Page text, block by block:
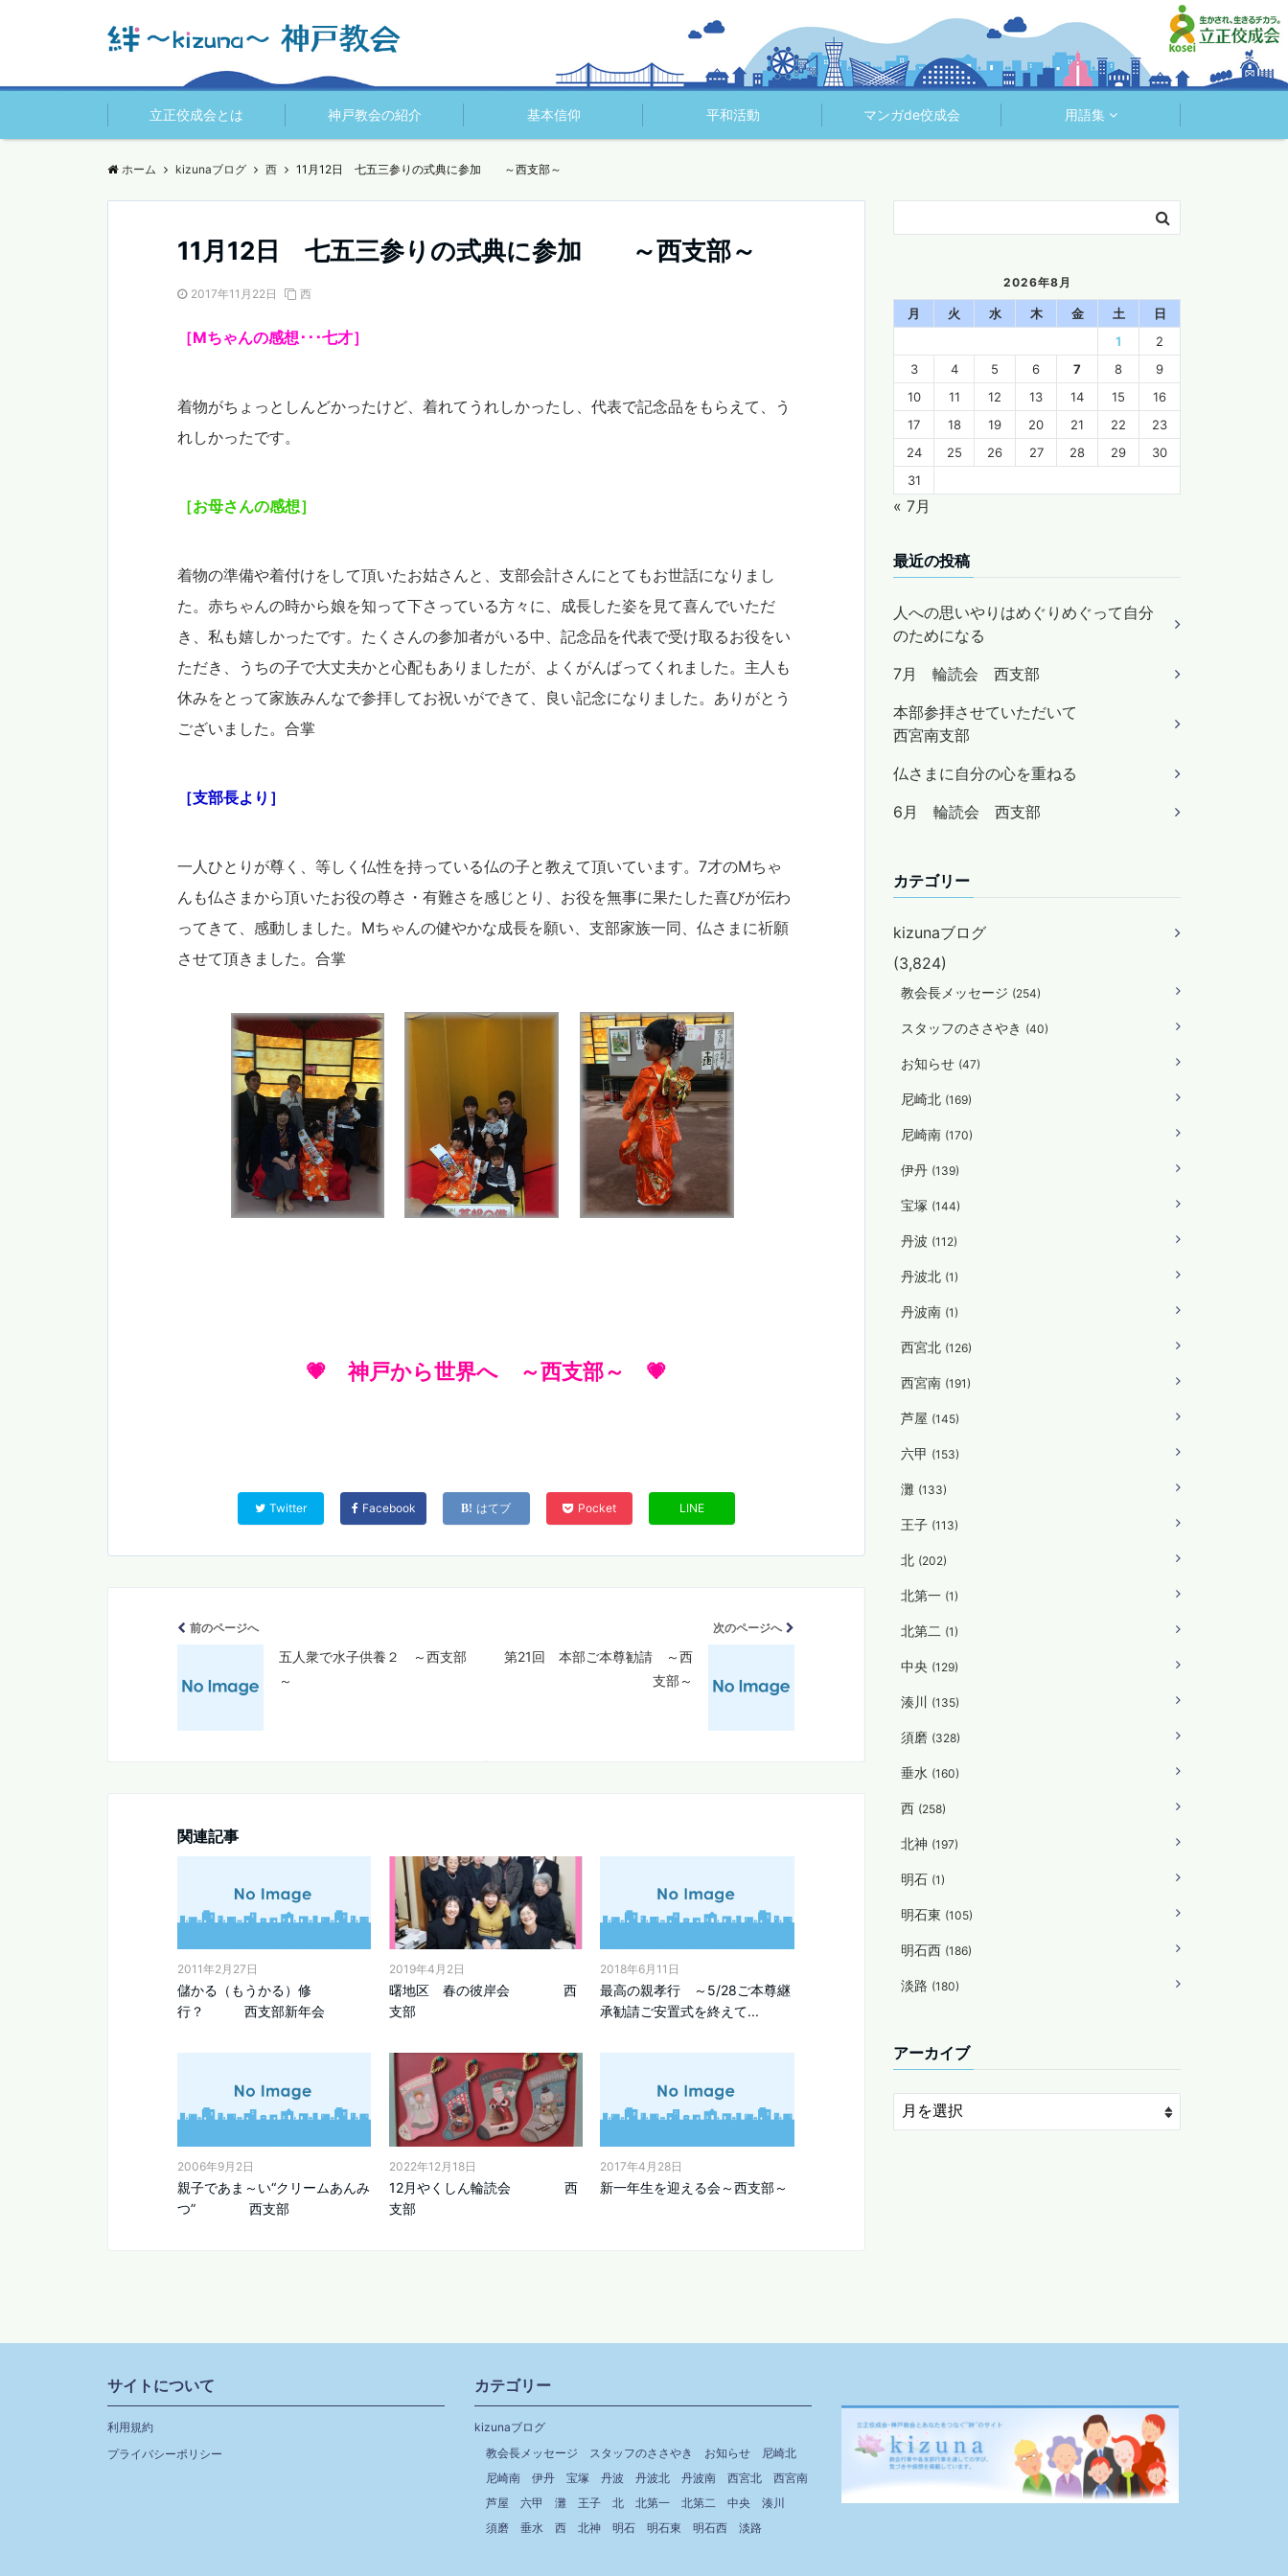
立正佼成会とは 神戸教会の紹介 基本信仰 平和活動 マンガde佼成会 用語集
ホーム kizunaブログ 西 11月12日 七五三参りの式典に参加 ～西支部～
11月12日 七五三参りの式典に参加 ～西支部～
2017年11月22日 西
［Mちゃんの感想･･･七才］
着物がちょっとしんどかったけど、着れてうれしかったし、代表で記念品をもらえて、う
れしかったです。
［お母さんの感想］
着物の準備や着付けをして頂いたお姑さんと、支部会計さんにとてもお世話になりまし
た。 赤ちゃんの時から娘を知って下さっている方々に、成長した姿を見て喜んでいただ
き、私も嬉しかったです。 たくさんの参加者がいる中、記念品を代表で受け取るお役をい
ただき、うちの子で大丈夫かと心配もありましたが、よくがんばってくれました。主人も
休みをとって家族みんなで参拝してお祝いができて、良い記念になりました。ありがとう
ございました。合掌
［支部長より］
一人ひとりが尊く、等しく仏性を持っている仏の子と教えて頂いています。7才のMちゃ
んも仏さまから頂いたお役の尊さ・有難さを感じとり、 お役を無事に果たした喜びが伝わ
ってきて、感動しました。Mちゃんの健やかな成長を願い、支部家族一同、仏さまに祈願
させて頂きました。合掌
💗 神戸から世界へ ～西支部～ 💗
Twitter Facebook はてブ Pocket LINE
前のページへ
五人衆で水子供養２ ～西支部
～
次のページへ
第21回 本部ご本尊勧請 ～西
支部～
関連記事
2011年2月27日
儲かる（もうかる）修
行？ 西支部新年会
2019年4月2日
曙地区 春の彼岸会 西
支部
2018年6月11日
最高の親孝行 ～5/28ご本尊継
承勧請ご安置式を終えて...
2006年9月2日
親子であま～い“クリームあんみ
つ” 西支部
2022年12月18日
12月やくしん輪読会 西
支部
2017年4月28日
新一年生を迎える会～西支部～
2026年8月
月 火 水 木 金 土
日
1
2
3
4 5 6 7 8
9
10
11 12 13 14 15
16
17
18 19 20 21 22
23
24
25 26 27 28 29
30
31
« 7月
最近の投稿
人への思いやりはめぐりめぐって自分
のためになる
7月 輪読会 西支部
本部参拝させていただいて
西宮南支部
仏さまに自分の心を重ねる
6月 輪読会 西支部
カテゴリー
kizunaブログ
(3,824)
教会長メッセージ (254)
スタッフのささやき (40)
お知らせ (47)
尼崎北 (169)
尼崎南 (170)
伊丹 (139)
宝塚 (144)
丹波 (112)
丹波北 (1)
丹波南 (1)
西宮北 (126)
西宮南 (191)
芦屋 (145)
六甲 (153)
灘 (133)
王子 (113)
北 (202)
北第一 (1)
北第二 (1)
中央 (129)
湊川 (135)
須磨 (328)
垂水 (160)
西 (258)
北神 (197)
明石 (1)
明石東 (105)
明石西 (186)
淡路 (180)
アーカイブ
サイトについて
利用規約
プライバシーポリシー
カテゴリー
kizunaブログ
教会長メッセージ
スタッフのささやき お知らせ
尼崎北
尼崎南
伊丹 宝塚 丹波 丹波北 丹波南 西宮北
西宮南
芦屋
六甲 灘 王子 北 北第一 北第二 中央
湊川
須磨
垂水 西 北神 明石 明石東 明石西 淡路